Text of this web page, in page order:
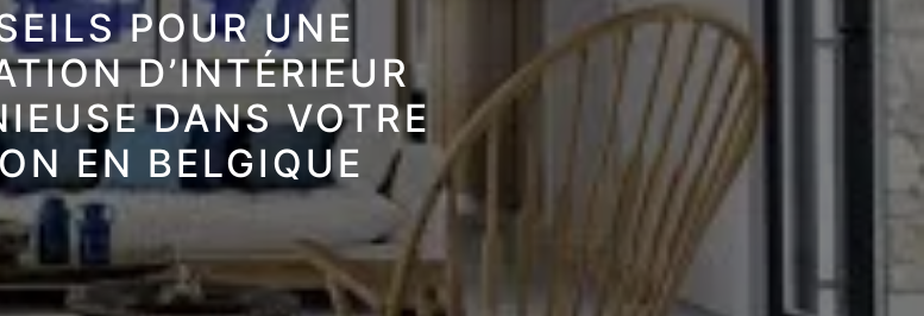
POUR UNE
D’INTÉRIEUR
DANS VOTRE
EN BELGIQUE